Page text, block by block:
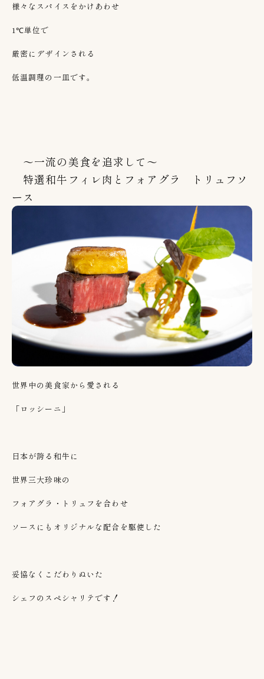
様々なスパイスをかけあわせ
1℃単位で
厳密にデザインされる
低温調理の一皿です。
～一流の美食を追求して～
特選和牛フィレ肉とフォアグラ トリュフソ
ース
世界中の美食家から愛される
「ロッシーニ」
日本が誇る和牛に
世界三大珍味の
フォアグラ・トリュフを合わせ
ソースにもオリジナルな配合を駆使した
妥協なくこだわりぬいた
シェフのスペシャリテです！